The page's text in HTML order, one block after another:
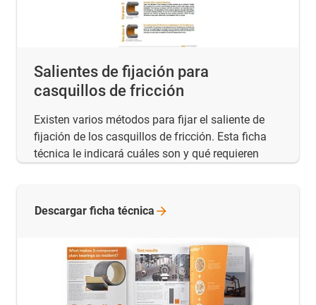
Salientes de fijación para
casquillos de fricción
Existen varios métodos para fijar el saliente de
fijación de los casquillos de fricción. Esta ficha
técnica le indicará cuáles son y qué requieren
Descargar ficha técnica